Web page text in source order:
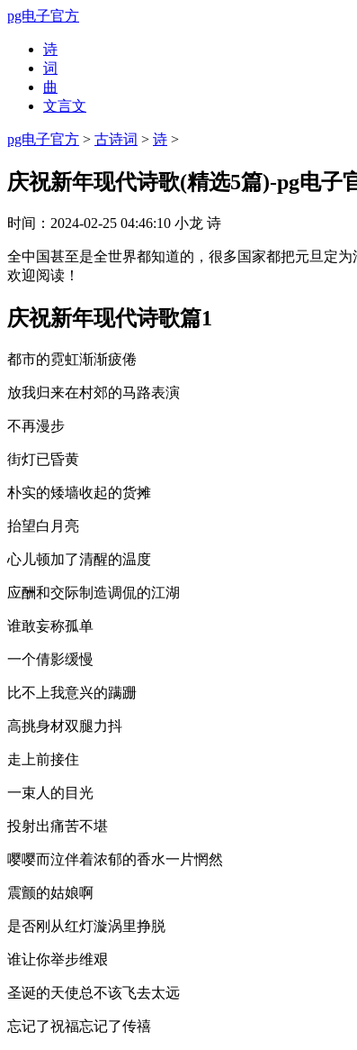
pg电子官方
诗
词
曲
文言文
pg电子官方 > 古诗词 > 诗 >
庆祝新年现代诗歌(精选5篇)-pg电子
时间： 2024-02-25 04:46:10 小龙 诗
全中国甚至是全世界都知道的，很多国家都把元旦定
欢迎阅读！
庆祝新年现代诗歌篇1
都市的霓虹渐渐疲倦
放我归来在村郊的马路表演
不再漫步
街灯已昏黄
朴实的矮墙收起的货摊
抬望白月亮
心儿顿加了清醒的温度
应酬和交际制造调侃的江湖
谁敢妄称孤单
一个倩影缓慢
比不上我意兴的蹒跚
高挑身材双腿力抖
走上前接住
一束人的目光
投射出痛苦不堪
嘤嘤而泣伴着浓郁的香水一片惘然
震颤的姑娘啊
是否刚从红灯漩涡里挣脱
谁让你举步维艰
圣诞的天使总不该飞去太远
忘记了祝福忘记了传禧